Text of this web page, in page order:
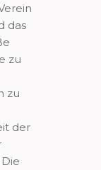
das
zu
zu
der